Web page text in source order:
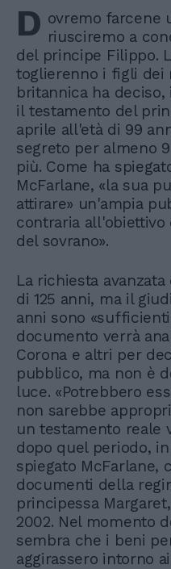
D ovremo farcene
riusciremo a
del principe Filippo.
toglierenno i figli dei
britannica ha deciso,
il testamento del
aprile all'età di 99
segreto per almeno
più. Come ha
McFarlane, «la sua
attirare» un'ampia
contraria
del sovrano».
La richiesta
di 125 anni, ma il
anni sono
documento verrà
Corona e altri per
pubblico, ma non è
luce. «Potrebbero
non sarebbe
un testamento reale
dopo quel periodo,
spiegato McFarlane,
documenti della
principessa
2002. Nel momento
sembra che i beni
aggirassero intorno